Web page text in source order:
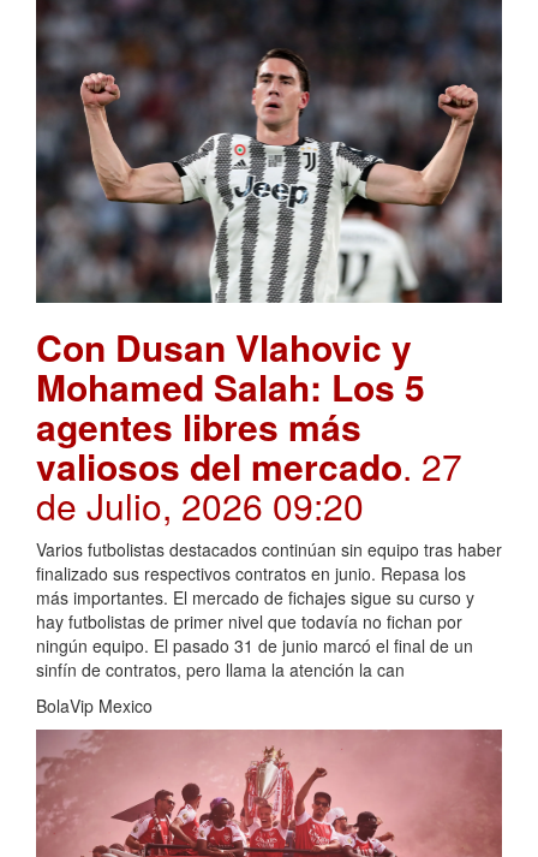
Con Dusan Vlahovic y
Mohamed Salah: Los 5
agentes libres más
valiosos del mercado. 27
de Julio, 2026 09:20
Varios futbolistas destacados continúan sin equipo tras haber
finalizado sus respectivos contratos en junio. Repasa los
más importantes. El mercado de fichajes sigue su curso y
hay futbolistas de primer nivel que todavía no fichan por
ningún equipo. El pasado 31 de junio marcó el final de un
sinfín de contratos, pero llama la atención la can
BolaVip Mexico